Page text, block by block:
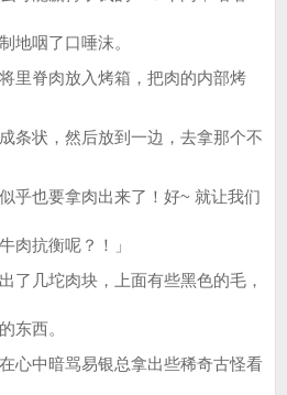
地咽了口唾沫。
脊肉放入烤箱，把肉的内部烤
状，然后放到一边，去拿那个不
也要拿肉出来了！好~ 就让我们
肉抗衡呢？！」
几坨肉块，上面有些黑色的毛，
东西。
中暗骂易银总拿出些稀奇古怪看